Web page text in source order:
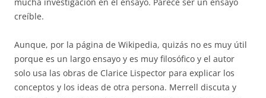
creíble.
Aunque, por la página de Wikipedia, quizás no es muy útil
porque es un largo ensayo y es muy filosófico y el autor
solo usa las obras de Clarice Lispector para explicar los
conceptos y los ideas de otra persona. Merrell discuta y